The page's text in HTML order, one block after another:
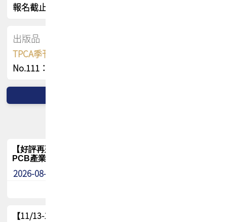
報名截止日 : 8/3 活動日期 : 8/15
出版品
TPCA季刊 FREE 線上版
No.111：PCB全球風險布局與韌性
【好評再延長】PCB GPT 全面開放體驗延長到8月!!
PCB產業專屬 AI 知識平台
2026-08-04
【11/13-15】2026 TPCA 百岳登頂_南橫三星